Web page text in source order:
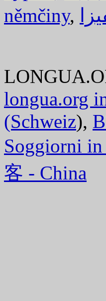
němčiny,
longua.org
(Schweiz),
Soggiorni
客 - China